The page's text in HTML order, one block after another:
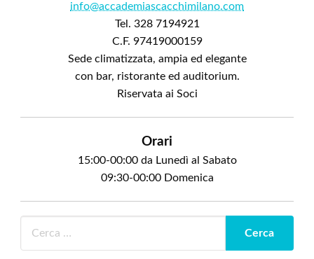
info@accademiascacchimilano.com
Tel. 328 7194921
C.F. 97419000159
Sede climatizzata, ampia ed elegante
con bar, ristorante ed auditorium.
Riservata ai Soci
Orari
15:00-00:00 da Lunedì al Sabato
09:30-00:00 Domenica